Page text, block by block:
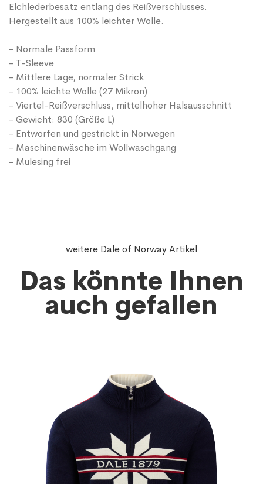
Elchlederbesatz entlang des Reißverschlusses.
Hergestellt aus 100% leichter Wolle.
- Normale Passform
- T-Sleeve
- Mittlere Lage, normaler Strick
- 100% leichte Wolle (27 Mikron)
- Viertel-Reißverschluss, mittelhoher Halsausschnitt
- Gewicht: 830 (Größe L)
- Entworfen und gestrickt in Norwegen
- Maschinenwäsche im Wollwaschgang
- Mulesing frei
weitere Dale of Norway Artikel
Das könnte Ihnen
auch gefallen